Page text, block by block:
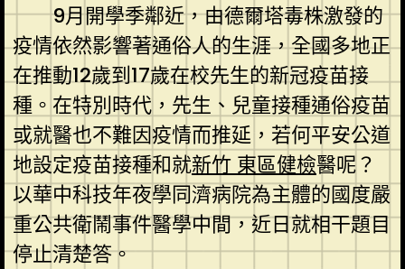
9月開學季鄰近，由德爾塔毒株激發的
疫情依然影響著通俗人的生涯，全國多地正
在推動12歲到17歲在校先生的新冠疫苗接
種。在特別時代，先生、兒童接種通俗疫苗
或就醫也不難因疫情而推延，若何平安公道
地設定疫苗接種和就新竹 東區健檢醫呢？
以華中科技年夜學同濟病院為主體的國度嚴
重公共衛鬧事件醫學中間，近日就相干題目
停止清楚答。